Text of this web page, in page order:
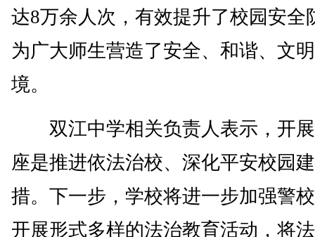
达8万余人次，有效提升了校园安全
为广大师生营造了安全、和谐、文
境。
双江中学相关负责人表示，开展
座是推进依法治校、深化平安校园
措。下一步，学校将进一步加强警
开展形式多样的法治教育活动，将